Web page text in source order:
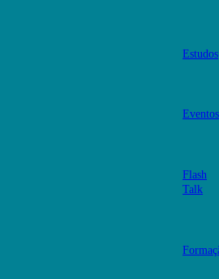
Estudos
Eventos
Flash
Talk